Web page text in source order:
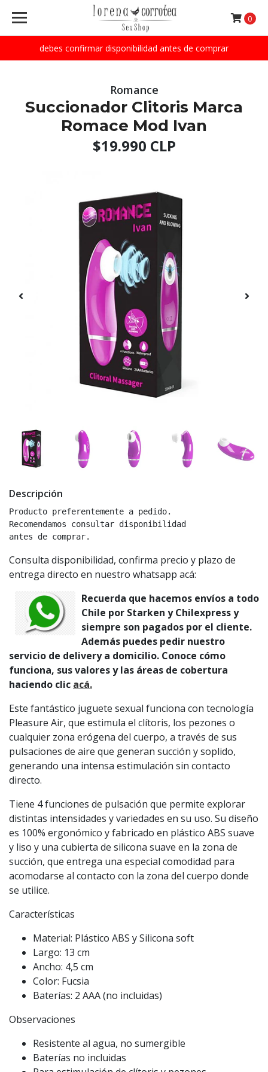
debes confirmar disponibilidad antes de comprar
0
Romance
Succionador Clitoris Marca
Romace Mod Ivan
$19.990 CLP
Descripción
Producto preferentemente a pedido.
Recomendamos consultar disponibilidad
antes de comprar.
Consulta disponibilidad, confirma precio y plazo de
entrega directo en nuestro whatsapp acá:
Recuerda que hacemos envíos a todo
Chile por Starken y Chilexpress y
siempre son pagados por el cliente.
Además puedes pedir nuestro
servicio de delivery a domicilio. Conoce cómo
funciona, sus valores y las áreas de cobertura
haciendo clic acá.
Este fantástico juguete sexual funciona con tecnología
Pleasure Air, que estimula el clítoris, los pezones o
cualquier zona erógena del cuerpo, a través de sus
pulsaciones de aire que generan succión y soplido,
generando una intensa estimulación sin contacto
directo.
Tiene 4 funciones de pulsación que permite explorar
distintas intensidades y variedades en su uso. Su diseño
es 100% ergonómico y fabricado en plástico ABS suave
y liso y una cubierta de silicona suave en la zona de
succión, que entrega una especial comodidad para
acomodarse al contacto con la zona del cuerpo donde
se utilice.
Características
Material: Plástico ABS y Silicona soft
Largo: 13 cm
Ancho: 4,5 cm
Color: Fucsia
Baterías: 2 AAA (no incluidas)
Observaciones
Resistente al agua, no sumergible
Baterías no incluidas